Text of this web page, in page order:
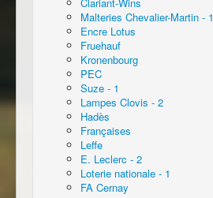
Malteries Chevalier-Martin - 1
Encre Lotus
Fruehauf
Kronenbourg
PEC
Suze - 1
Lampes Clovis - 2
Hadès
Françaises
Leffe
E. Leclerc - 2
Loterie nationale - 1
FA Cernay